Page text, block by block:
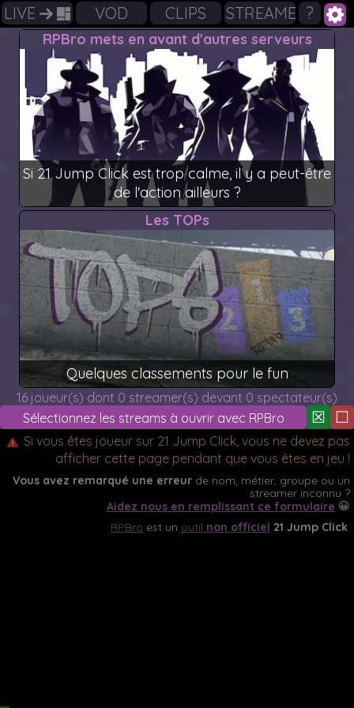
LIVE VOD CLIPS STREAMERS
?
RPBro mets en avant d'autres serveurs
Si 21 Jump Click est trop calme, il y a peut-être
de l'action ailleurs ?
Les TOPs
Quelques classements pour le fun
16 joueur(s) dont 0 streamer(s) devant 0 spectateur(s)
Si vous êtes joueur sur 21 Jump Click, vous ne devez pas
afficher cette page pendant que vous êtes en jeu !
Vous avez remarqué une erreur de nom, métier, groupe ou un
streamer inconnu ?
Aidez nous en remplissant ce formulaire 😀
RPBro est un outil non officiel 21 Jump Click.